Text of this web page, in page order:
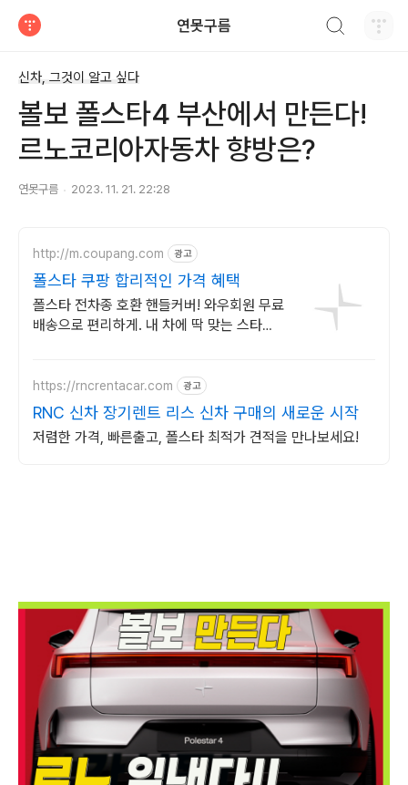
연못구름
신차, 그것이 알고 싶다
볼보 폴스타4 부산에서 만든다!
르노코리아자동차 향방은?
연못구름 2023. 11. 21. 22:28
http://m.coupang.com 광고
폴스타 쿠팡 합리적인 가격 혜택
폴스타 전차종 호환 핸들커버! 와우회원 무료
배송으로 편리하게. 내 차에 딱 맞는 스타일
https://rncrentacar.com 광고
RNC 신차 장기렌트 리스 신차 구매의 새로운 시작
저렴한 가격, 빠른출고, 폴스타 최적가 견적을 만나보세요!